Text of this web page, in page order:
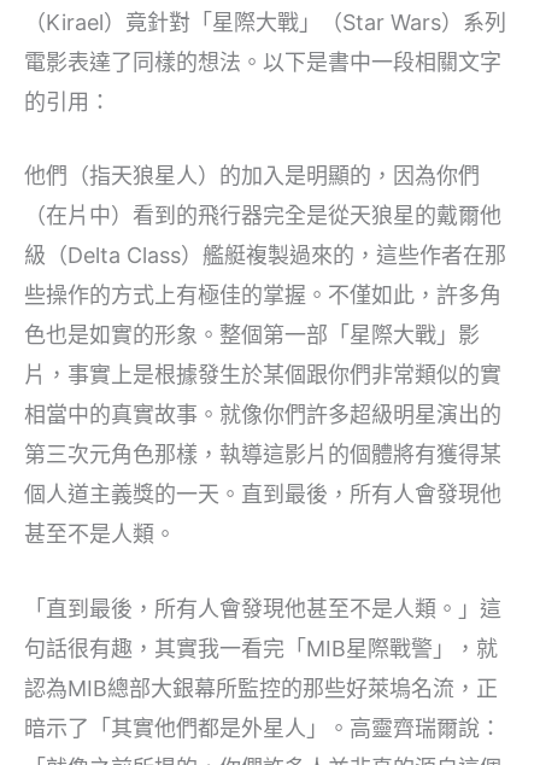
（Kirael）竟針對「星際大戰」（Star Wars）系列
電影表達了同樣的想法。以下是書中一段相關文字
的引用：
他們（指天狼星人）的加入是明顯的，因為你們
（在片中）看到的飛行器完全是從天狼星的戴爾他
級（Delta Class）艦艇複製過來的，這些作者在那
些操作的方式上有極佳的掌握。不僅如此，許多角
色也是如實的形象。整個第一部「星際大戰」影
片，事實上是根據發生於某個跟你們非常類似的實
相當中的真實故事。就像你們許多超級明星演出的
第三次元角色那樣，執導這影片的個體將有獲得某
個人道主義獎的一天。直到最後，所有人會發現他
甚至不是人類。
「直到最後，所有人會發現他甚至不是人類。」這
句話很有趣，其實我一看完「MIB星際戰警」，就
認為MIB總部大銀幕所監控的那些好萊塢名流，正
暗示了「其實他們都是外星人」。高靈齊瑞爾說：